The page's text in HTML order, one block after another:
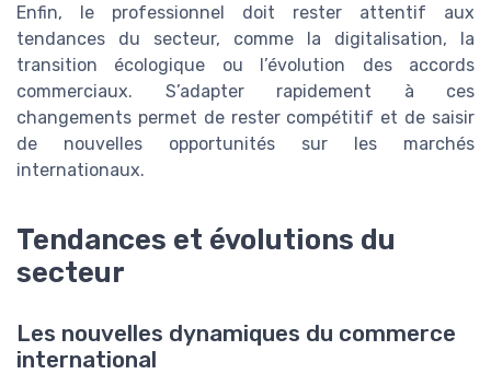
Enfin, le professionnel doit rester attentif aux
tendances du secteur, comme la digitalisation, la
transition écologique ou l’évolution des accords
commerciaux. S’adapter rapidement à ces
changements permet de rester compétitif et de saisir
de nouvelles opportunités sur les marchés
internationaux.
Tendances et évolutions du
secteur
Les nouvelles dynamiques du commerce
international